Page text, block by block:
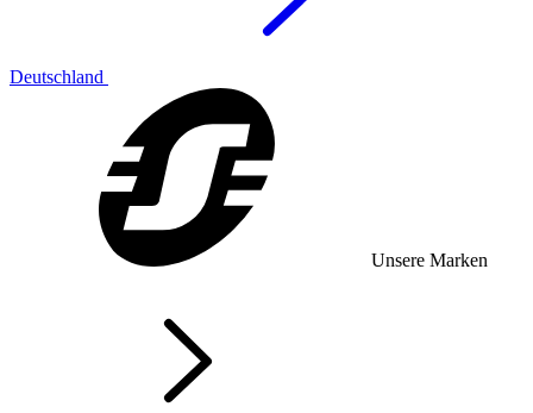
Deutschland
Unsere Marken